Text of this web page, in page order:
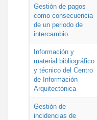
Gestión de pagos
como consecuencia
de un periodo de
intercambio
Información y
material bibliográfico
y técnico del Centro
de Información
Arquitectónica
Gestión de
incidencias de